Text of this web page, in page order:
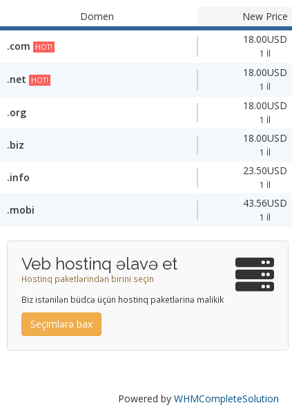
Domen New Price
.com HOT!
18.00USD
1 İl
.net HOT!
18.00USD
1 İl
.org
18.00USD
1 İl
.biz
18.00USD
1 İl
.info
23.50USD
1 İl
.mobi
43.56USD
1 İl
Veb hostinq əlavə et
Hostinq paketlərindən birini seçin
Biz istənilən büdcə üçün hostinq paketlərinə malikik
Seçimlərə bax
Powered by WHMCompleteSolution